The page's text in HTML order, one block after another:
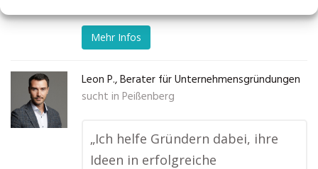
Mehr Infos
Leon P., Berater für Unternehmensgründungen
sucht in Peißenberg
„Ich helfe Gründern dabei, ihre
Ideen in erfolgreiche